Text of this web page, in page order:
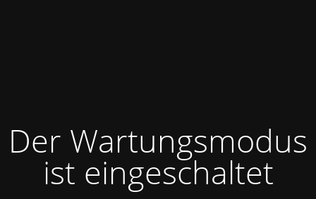
Der Wartungsmodus
ist eingeschaltet